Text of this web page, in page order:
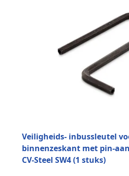
Veiligheids- inbussleutel
binnenzeskant met pin-
CV-Steel SW4 (1 stuks)